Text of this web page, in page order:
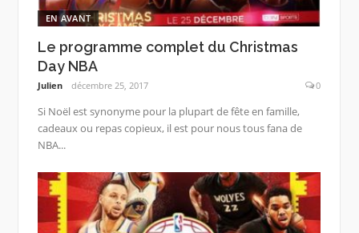
EN AVANT
Le programme complet du Christmas
Day NBA
Julien décembre 25, 2017 0
Si Noël est synonyme pour la plupart de fête en famille,
cadeaux ou repas copieux, il est pour nous tous fana de
NBA...